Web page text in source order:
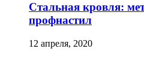
Стальная кровля:
профнастил
12 апреля, 2020